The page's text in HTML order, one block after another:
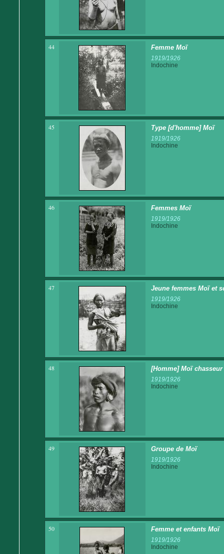
44 Femme Moï
1919/1926
Indochine
45 Type [d'homme] Moï
1919/1926
Indochine
46 Femmes Moï
1919/1926
Indochine
47 Jeune femmes Moï et
1919/1926
Indochine
48 [Homme] Moï
1919/1926
Indochine
49 Groupe de Moï
1919/1926
Indochine
50 Femme et enfants Moï
1919/1926
Indochine